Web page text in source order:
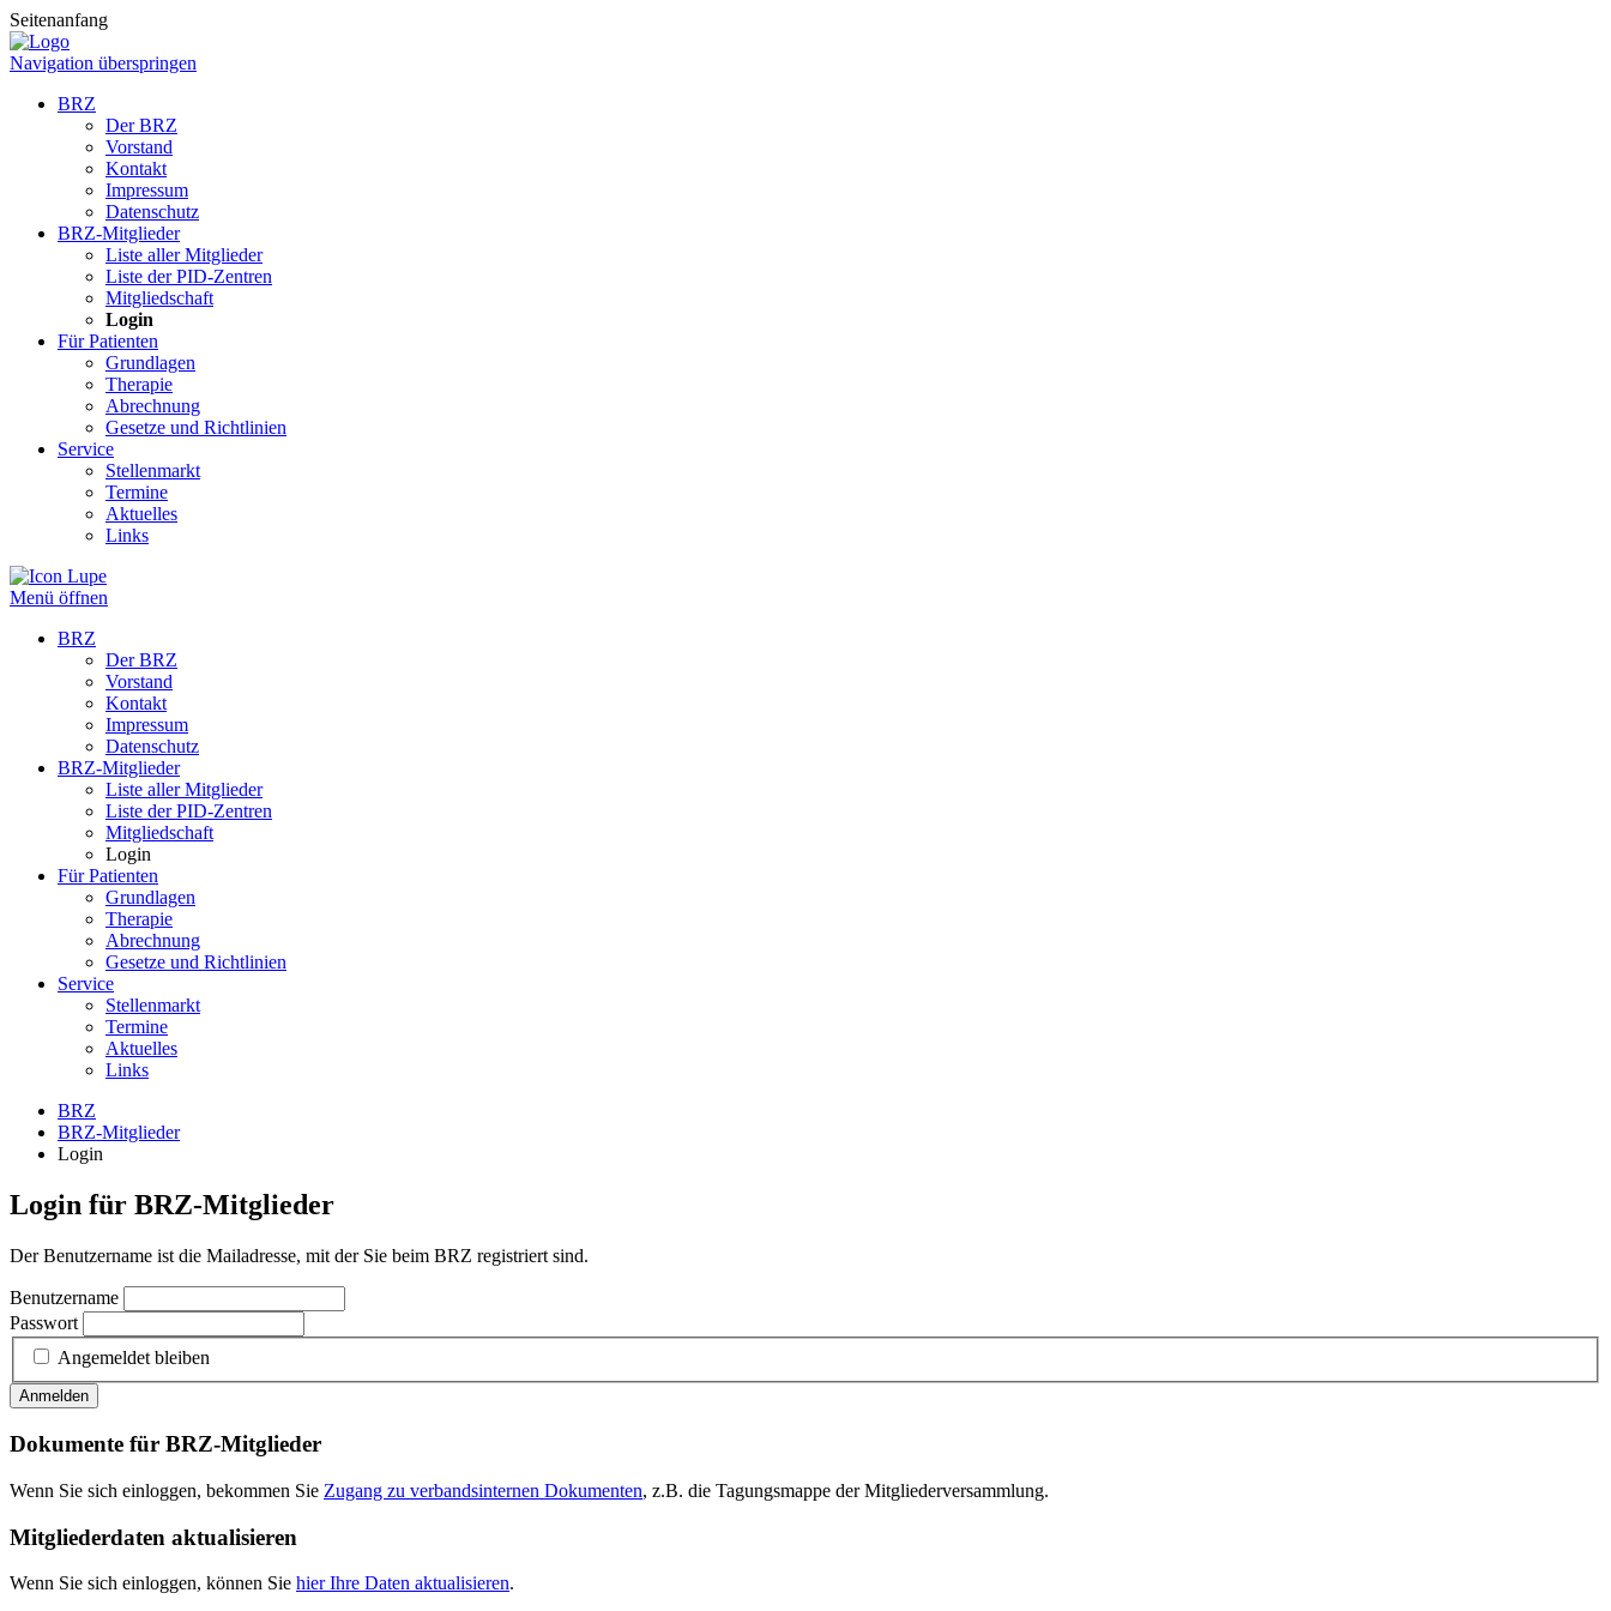
Seitenanfang
Navigation überspringen
BRZ
Der BRZ
Vorstand
Kontakt
Impressum
Datenschutz
BRZ-Mitglieder
Liste aller Mitglieder
Liste der PID-Zentren
Mitgliedschaft
Login
Für Patienten
Grundlagen
Therapie
Abrechnung
Gesetze und Richtlinien
Service
Stellenmarkt
Termine
Aktuelles
Links
Menü öffnen
BRZ
Der BRZ
Vorstand
Kontakt
Impressum
Datenschutz
BRZ-Mitglieder
Liste aller Mitglieder
Liste der PID-Zentren
Mitgliedschaft
Login
Für Patienten
Grundlagen
Therapie
Abrechnung
Gesetze und Richtlinien
Service
Stellenmarkt
Termine
Aktuelles
Links
BRZ
BRZ-Mitglieder
Login
Login für BRZ-Mitglieder
Der Benutzername ist die Mailadresse, mit der Sie beim BRZ registriert sind.
Benutzername
Passwort
Angemeldet bleiben
Anmelden
Dokumente für BRZ-Mitglieder
Wenn Sie sich einloggen, bekommen Sie Zugang zu verbandsinternen Dokumenten, z.B. die Tagungsmappe der Mitgliederversammlung.
Mitgliederdaten aktualisieren
Wenn Sie sich einloggen, können Sie hier Ihre Daten aktualisieren.